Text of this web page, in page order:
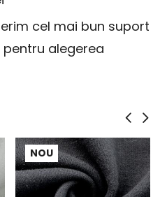
cel mai bun suport
alegerea
NOU